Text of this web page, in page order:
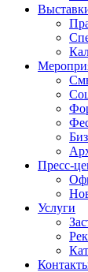
Пресс-
Услуги